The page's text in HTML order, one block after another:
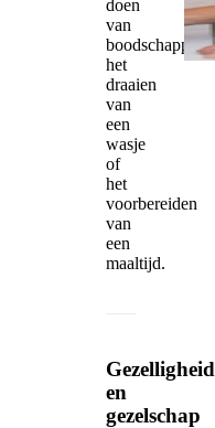
doen
van
boodschappen,
het
draaien
van
een
wasje
of
het
voorbereiden
van
een
maaltijd.
Gezelligheid
en
gezelschap